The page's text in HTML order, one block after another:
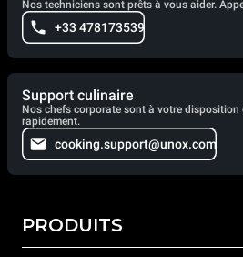
Nos techniciens sont prêts à vous aider.
+33 478173539
Support culinaire
Nos chefs corporate sont à votre
rapidement.
cooking.support@unox.com
PRODUITS